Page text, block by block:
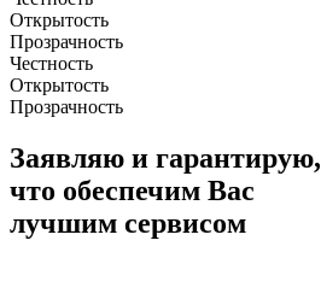
Открытость
Прозрачность
Честность
Открытость
Прозрачность
Заявляю и гарантирую,
что обеспечим Вас
лучшим сервисом